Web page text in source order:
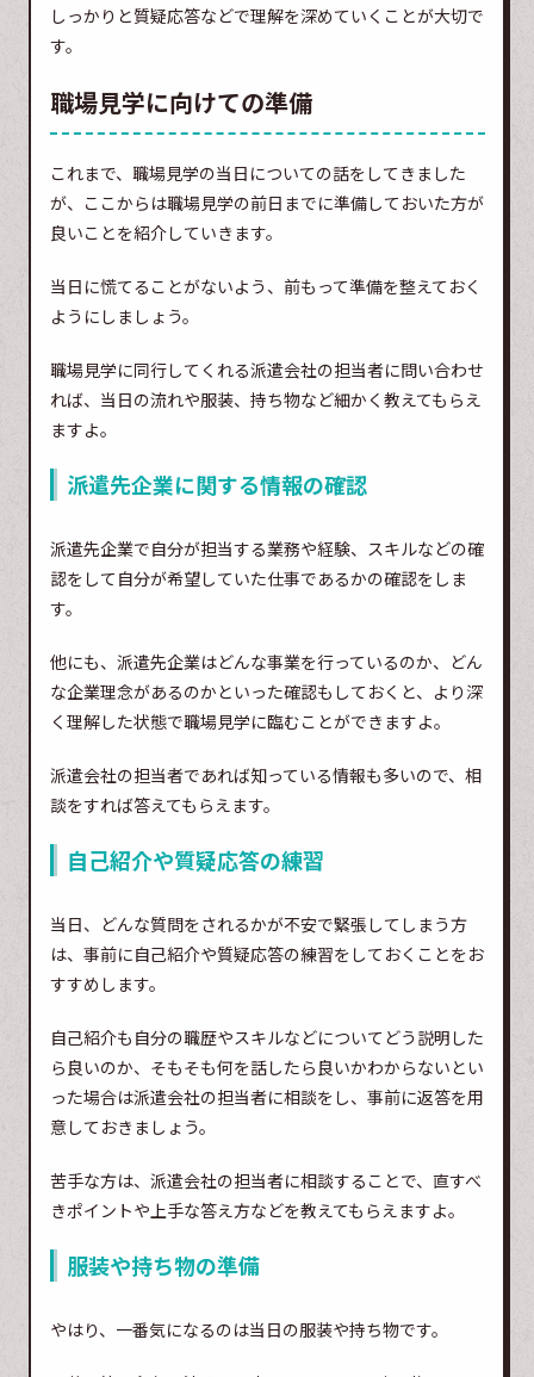
しっかりと質疑応答などで理解を深めていくことが大切で
す。
職場見学に向けての準備
これまで、職場見学の当日についての話をしてきました
が、ここからは職場見学の前日までに準備しておいた方が
良いことを紹介していきます。
当日に慌てることがないよう、前もって準備を整えておく
ようにしましょう。
職場見学に同行してくれる派遣会社の担当者に問い合わせ
れば、当日の流れや服装、持ち物など細かく教えてもらえ
ますよ。
派遣先企業に関する情報の確認
派遣先企業で自分が担当する業務や経験、スキルなどの確
認をして自分が希望していた仕事であるかの確認をしま
す。
他にも、派遣先企業はどんな事業を行っているのか、どん
な企業理念があるのかといった確認もしておくと、より深
く理解した状態で職場見学に臨むことができますよ。
派遣会社の担当者であれば知っている情報も多いので、相
談をすれば答えてもらえます。
自己紹介や質疑応答の練習
当日、どんな質問をされるかが不安で緊張してしまう方
は、事前に自己紹介や質疑応答の練習をしておくことをお
すすめします。
自己紹介も自分の職歴やスキルなどについてどう説明した
ら良いのか、そもそも何を話したら良いかわからないとい
った場合は派遣会社の担当者に相談をし、事前に返答を用
意しておきましょう。
苦手な方は、派遣会社の担当者に相談することで、直すべ
きポイントや上手な答え方などを教えてもらえますよ。
服装や持ち物の準備
やはり、一番気になるのは当日の服装や持ち物です。